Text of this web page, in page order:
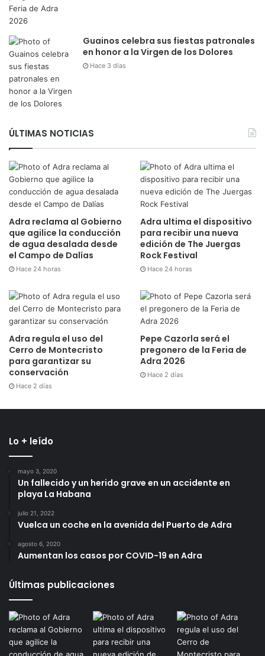
Guainos celebra sus fiestas patronales
en honor a la Virgen de los Dolores
Hace 3 días
ÚLTIMAS NOTICIAS
Adra reclama al Gobierno
que agilice la conducción
de agua desalada desde
el Campo de Dalías
Hace 24 horas
Adra ultima el dispositivo
para recibir una nueva
edición de The Juergas
Rock Festival
Hace 24 horas
Adra regula el uso del
Cerro de Montecristo
para garantizar su
conservación
Hace 2 días
Pepe Cazorla será el
pregonero de la Feria de
Adra 2026
Hace 2 días
Lo + leído
mayo 3, 2020
Un fallecido y un herido grave en un accidente en
playa La Habana
julio 21, 2022
Vuelca un coche en la avenida del Puerto de Adra
agosto 6, 2020
Aumentan los casos por COVID-19 en Adra
Últimas publicaciones